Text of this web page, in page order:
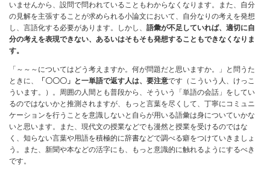
いませんから、設問で問われていることもわからなくなります。また、自分
の見解を主張することが求められる小論文において、自分なりの考えを発想
し、言語化する必要があります。しかし、 語彙が不足していれば、適切に自
分の考えを表現できない、あるいはそもそも発想することもできなくなりま
す。
「～～～についてはどう考えますか。何が問題だと思いますか。」と問うた
ときに、
「〇〇〇」と一単語で返す人は、要注意です（こういう人、けっこ
ういます。）。周囲の人間とも普段から、そういう「単語の会話」をしてい
るのではないかと推測されますが、もっと言葉を尽くして、丁寧にコミュニ
ケーションを行うことを意識しないと自らが用いる語彙は身についていかな
いと思います。また、現代文の授業などでも漫然と授業を受けるのではな
く、知らない言葉や用語を積極的に辞書などで調べる癖をつけていきましょ
う。また、新聞や本などの活字にも、もっと意識的に触れるようにするべき
です。